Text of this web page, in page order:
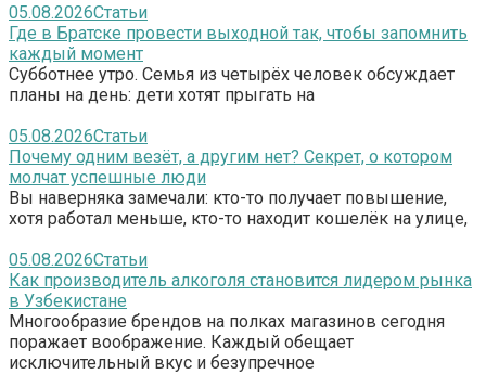
05.08.2026Статьи
Где в Братске провести выходной так, чтобы запомнить
каждый момент
Субботнее утро. Семья из четырёх человек обсуждает
планы на день: дети хотят прыгать на
05.08.2026Статьи
Почему одним везёт, а другим нет? Секрет, о котором
молчат успешные люди
Вы наверняка замечали: кто-то получает повышение,
хотя работал меньше, кто-то находит кошелёк на улице,
05.08.2026Статьи
Как производитель алкоголя становится лидером рынка
в Узбекистане
Многообразие брендов на полках магазинов сегодня
поражает воображение. Каждый обещает
исключительный вкус и безупречное